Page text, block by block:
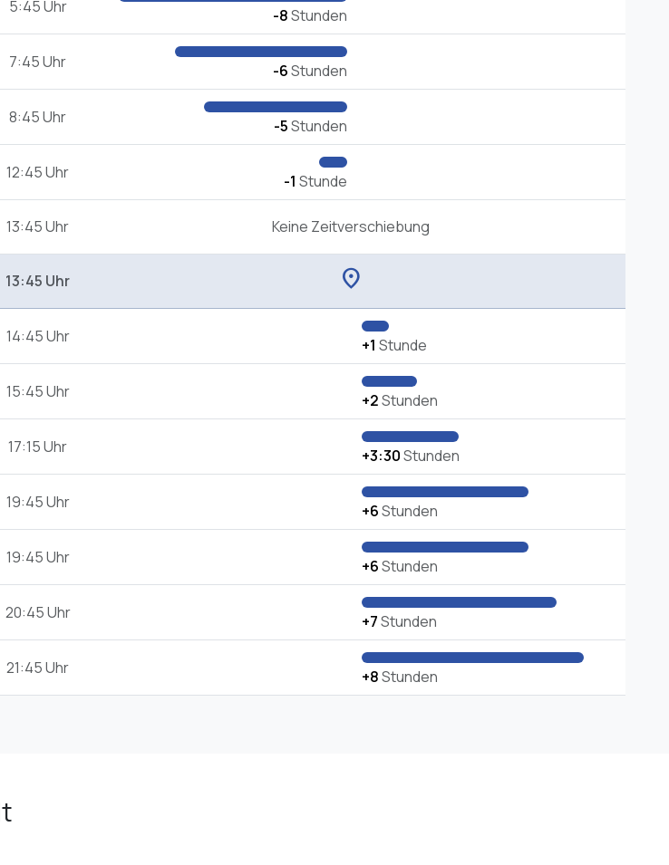
5:45 Uhr -8Stunden
7:45 Uhr -6Stunden
8:45 Uhr -5Stunden
12:45 Uhr -1 Stunde
13:45 Uhr Keine Zeitverschiebung
13:45 Uhr location_on
14:45 Uhr +1 Stunde
15:45 Uhr +2Stunden
17:15 Uhr +3:30Stunden
19:45 Uhr +6Stunden
19:45 Uhr +6Stunden
20:45 Uhr +7Stunden
21:45 Uhr +8Stunden